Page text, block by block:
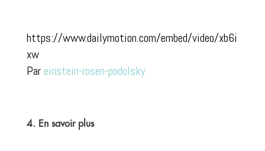
https://www.dailymotion.com/embed/video/xb6i
xw
Par einstein-rosen-podolsky
4. En savoir plus